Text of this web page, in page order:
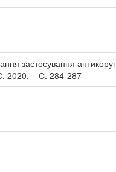
застосування
2020. – С. 284-287